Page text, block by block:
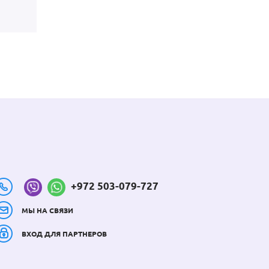
+972 503-079-727
МЫ НА СВЯЗИ
ВХОД ДЛЯ ПАРТНЕРОВ